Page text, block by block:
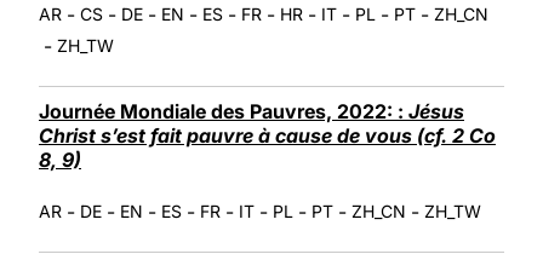
AR - CS - DE - EN - ES - FR - HR - IT - PL - PT - ZH_CN
- ZH_TW
Journée Mondiale des Pauvres, 2022: : Jésus
Christ s’est fait pauvre à cause de vous (cf. 2 Co
8, 9)
AR - DE - EN - ES - FR - IT - PL - PT - ZH_CN - ZH_TW